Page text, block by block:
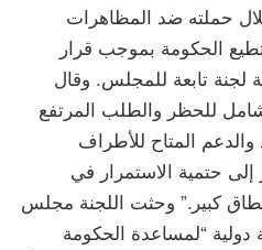
حملته ضد المظاهرات
الحكومة بموجب قرار
لجنة تابعة للمجلس. وقال
للحظر والطلب المرتفع
والدعم المتاح للأطراف
إلى حتمية الاستمرار في
كبير.” وحثت اللجنة مجلس
“لمساعدة الحكومة